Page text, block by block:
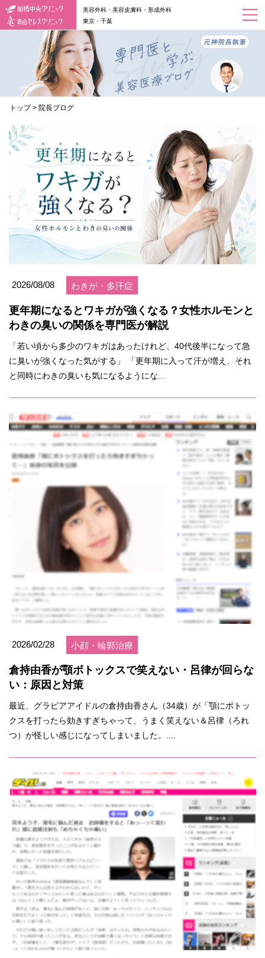
美容外科・美容皮膚科・形成外科
東京・千葉
トップ > 院長ブログ
2026/08/08 わきが・多汗症
更年期になるとワキガが強くなる？女性ホルモンと
わきの臭いの関係を専門医が解説
「若い頃から多少のワキガはあったけれど、40代後半になって急
に臭いが強くなった気がする」 「更年期に入って汗が増え、それ
と同時にわきの臭いも気になるようにな...
2026/02/28 小顔・輪郭治療
倉持由香が顎ボトックスで笑えない・呂律が回らな
い：原因と対策
最近、グラビアアイドルの倉持由香さん（34歳）が「顎にボトッ
クスを打ったら効きすぎちゃって、うまく笑えない＆呂律（ろれ
つ）が怪しい感じになってしまいました。....